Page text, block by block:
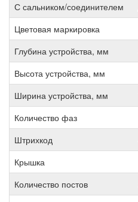
С сальником/соединителем
Цветовая маркировка
Глубина устройства, мм
Высота устройства, мм
Ширина устройства, мм
Количество фаз
Штрихкод
Крышка
Количество постов